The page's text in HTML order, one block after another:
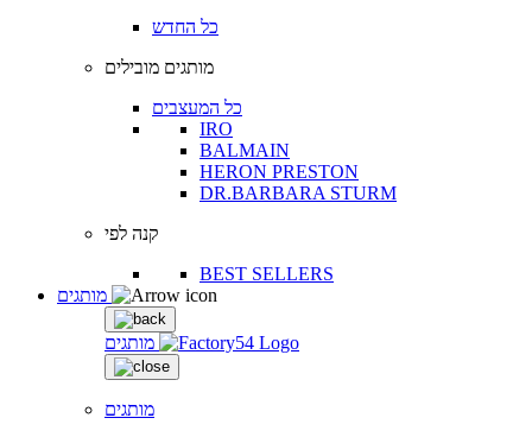
כל החדש
מותגים מובילים
כל המעצבים
IRO
BALMAIN
HERON PRESTON
DR.BARBARA STURM
קנה לפי
BEST SELLERS
מותגים
מותגים